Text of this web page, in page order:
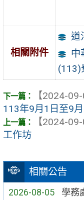
相關公告
2026-08-05 學務
相關附件
道
中
(113)
【2024-09-
113年9月1日至9
【2024-09-
工作坊